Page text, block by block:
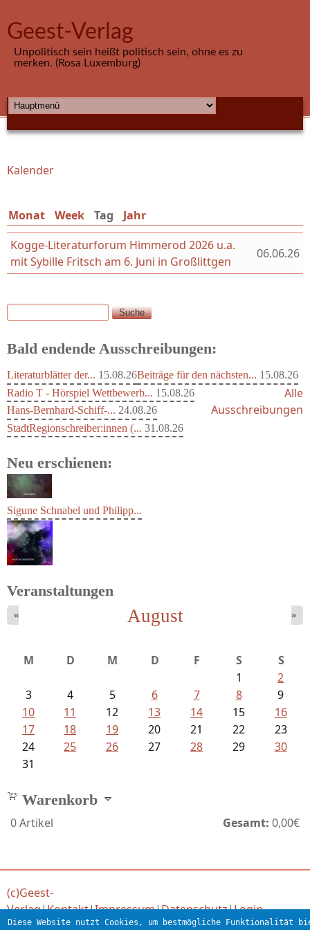
Geest-Verlag
Unpolitisch sein heißt politisch sein, ohne es zu
merken. (Rosa Luxemburg)
HAUPTMENÜ
Sie sind hier
Kalender
Monat Week Tag (aktiver Reiter)
Jahr
Kogge-Literaturforum Himmerod 2026 u.a.
mit Sybille Fritsch am 6. Juni in Großlittgen
06.06.26
Suchformular
Suche
Bald endende Ausschreibungen:
Literaturblätter der... 15.08.26Beiträge für den nächsten... 15.08.26
Radio T - Hörspiel Wettbewerb... 15.08.26
Hans-Bernhard-Schiff-... 24.08.26
StadtRegionschreiber:innen (... 31.08.26
Alle
Ausschreibungen
Neu erschienen:
Mayer König, Wolfgang - Dichtungen...
Sigune Schnabel und Philipp...
Veranstaltungen
August
« »
M D M D F S
S
1
2
3
4 5 6 7 8
9
10
11 12 13 14 15
16
17
18 19 20 21 22
23
24
25 26 27 28 29
30
31
Warenkorb
0Artikel Gesamt: 0,00€
(c)Geest-
Verlag|Kontakt|Impressum|Datenschutz|Login
Diese Website nutzt Cookies, um bestmögliche Funktionalität